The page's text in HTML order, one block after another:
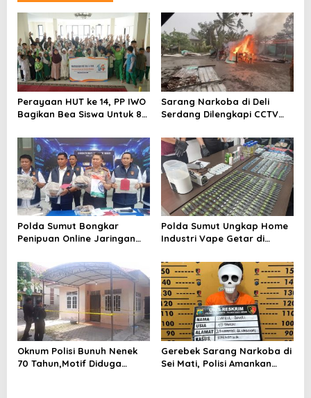
Perayaan HUT ke 14, PP IWO
Bagikan Bea Siswa Untuk 8
Jaksel
Sarang Narkoba di Deli
Serdang Dilengkapi CCTV
Orang
Polda Sumut Bongkar
Penipuan Online Jaringan
Rp 6,7 Miliar
Polda Sumut Ungkap Home
Industri Vape Getar di
Oknum Polisi Bunuh Nenek
70 Tahun,Motif Diduga
Gerebek Sarang Narkoba di
Sei Mati, Polisi Amankan